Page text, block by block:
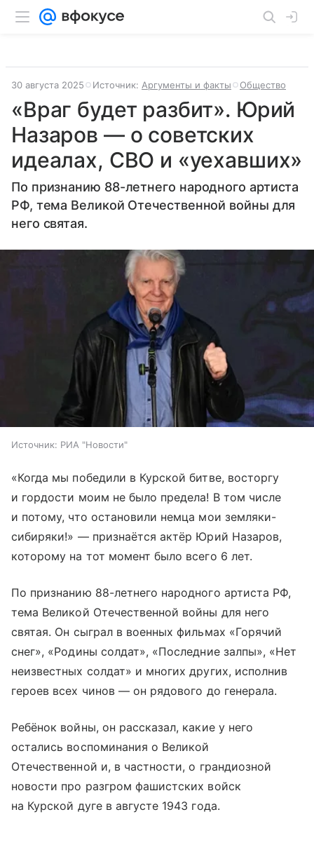
30 августа 2025 Источник: Аргументы и факты Общество
«Враг будет разбит». Юрий
Назаров — о советских
идеалах, СВО и «уехавших»
По признанию 88-летнего народного артиста
РФ, тема Великой Отечественной войны для
него святая.
Источник: РИА "Новости"
«Когда мы победили в Курской битве, восторгу
и гордости моим не было предела! В том числе
и потому, что остановили немца мои земляки-
сибиряки!» — признаётся актёр Юрий Назаров,
которому на тот момент было всего 6 лет.
По признанию 88-летнего народного артиста РФ,
тема Великой Отечественной войны для него
святая. Он сыграл в военных фильмах «Горячий
снег», «Родины солдат», «Последние залпы», «Нет
неизвестных солдат» и многих других, исполнив
героев всех чинов — он рядового до генерала.
Ребёнок войны, он рассказал, какие у него
остались воспоминания о Великой
Отечественной и, в частности, о грандиозной
новости про разгром фашистских войск
на Курской дуге в августе 1943 года.